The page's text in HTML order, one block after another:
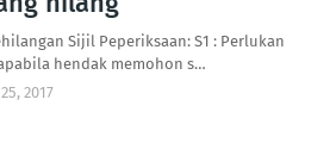
Sijil Peperiksaan: S1 : Perlukan
hendak memohon s…
2017